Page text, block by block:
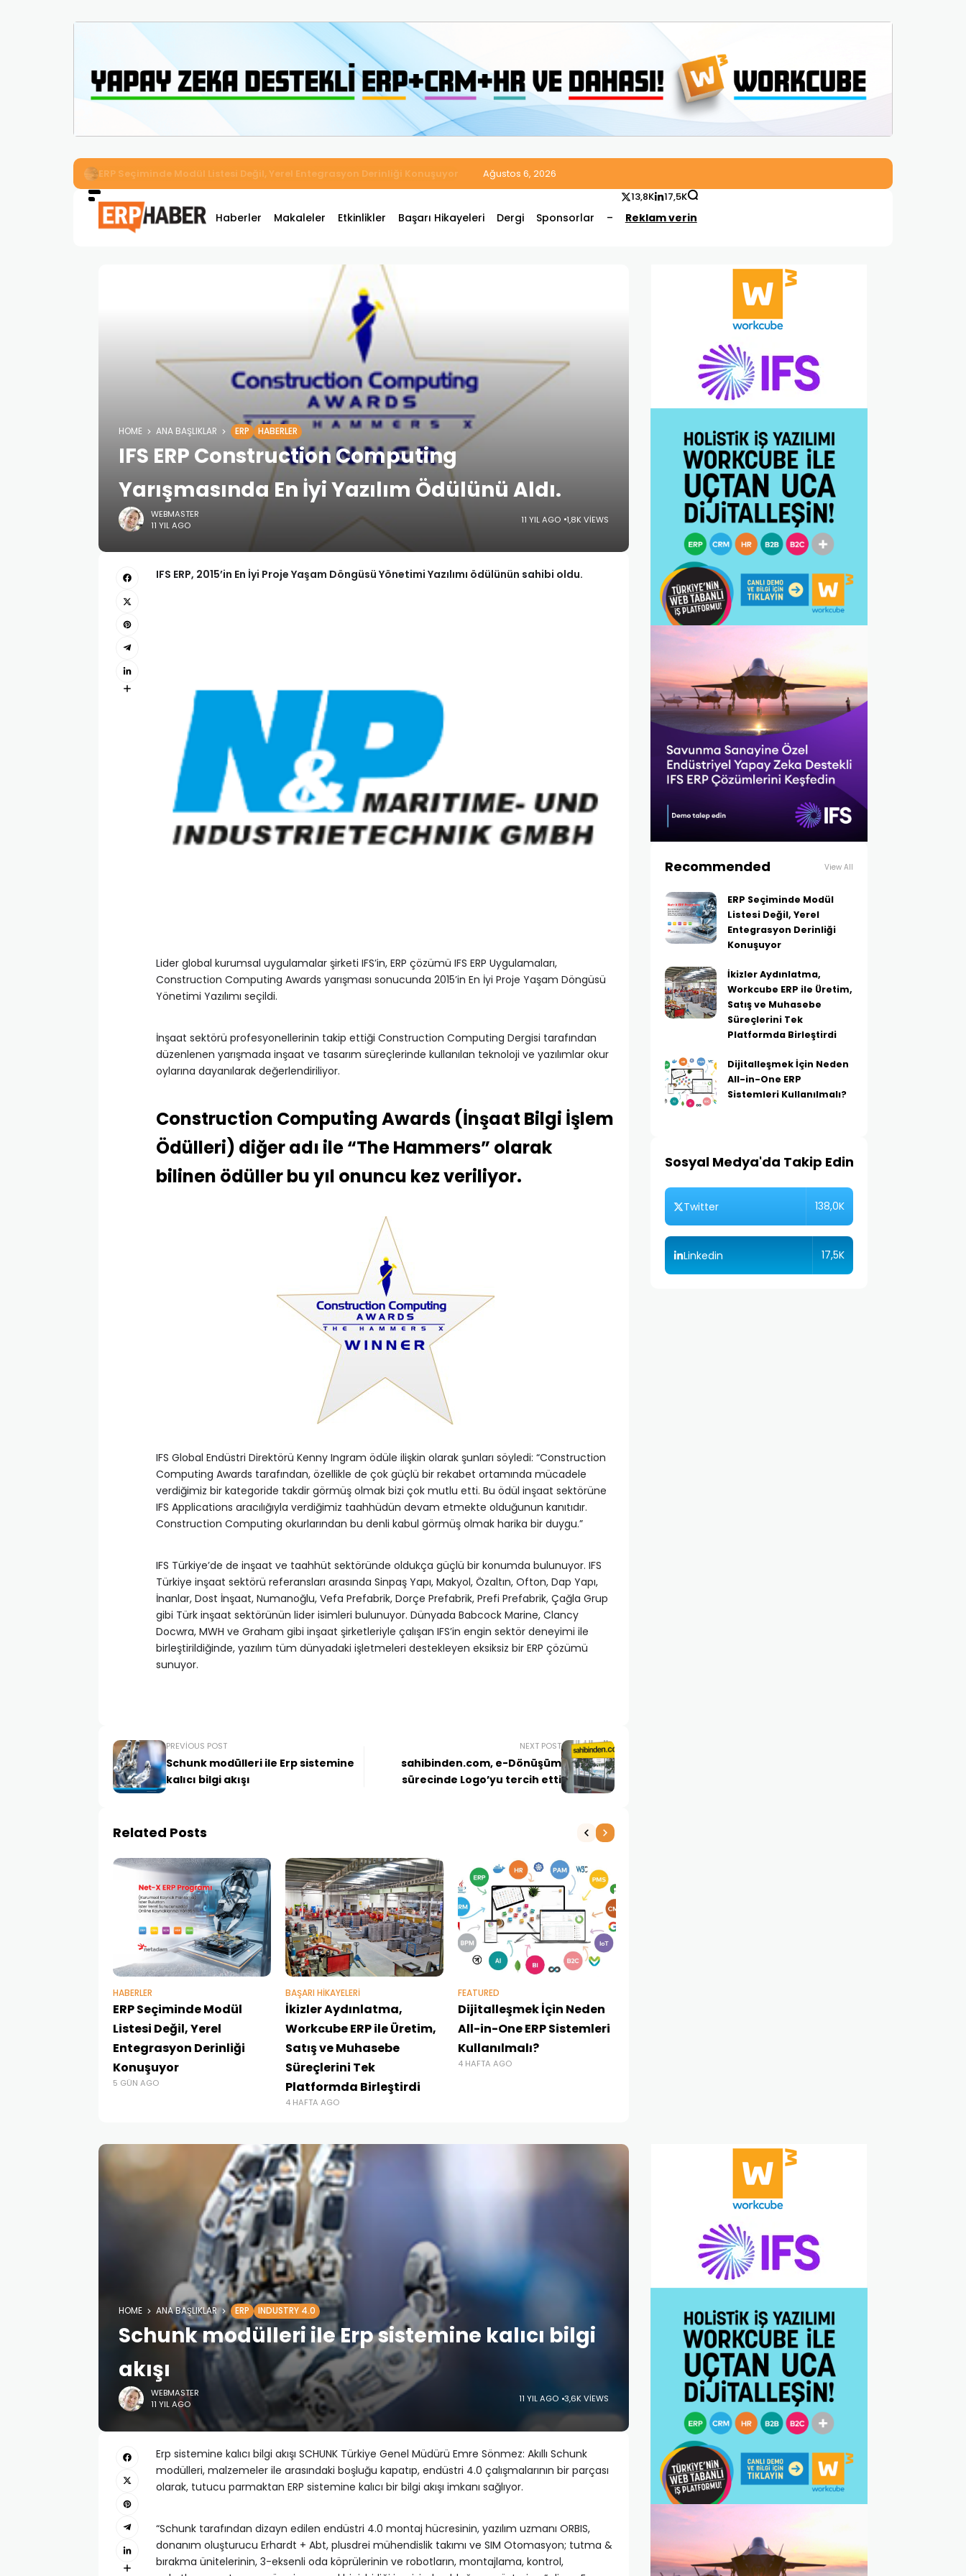
İkizler Aydınlatma, Workcube ERP ile Üretim, Satış ve Muhasebe Süreçlerini Tek Platformda Birleştirdi
Ağustos 6, 2026
Haberler Makaleler Etkinlikler Başarı Hikayeleri Dergi Sponsorlar – Reklam verin
13,8K 17,5K
HOME ANA BAŞLIKLAR ERP HABERLER
IFS ERP Construction Computing
Yarışmasında En İyi Yazılım Ödülünü Aldı.
WEBMASTER
11 YIL AGO
11 YIL AGO 1,8K VIEWS
IFS ERP, 2015’in En İyi Proje Yaşam Döngüsü Yönetimi Yazılımı ödülünün sahibi oldu.
Lider global kurumsal uygulamalar şirketi IFS’in, ERP çözümü IFS ERP Uygulamaları,
Construction Computing Awards yarışması sonucunda 2015’in En İyi Proje Yaşam Döngüsü
Yönetimi Yazılımı seçildi.
İnşaat sektörü profesyonellerinin takip ettiği Construction Computing Dergisi tarafından
düzenlenen yarışmada inşaat ve tasarım süreçlerinde kullanılan teknoloji ve yazılımlar okur
oylarına dayanılarak değerlendiriliyor.
Construction Computing Awards (İnşaat Bilgi İşlem
Ödülleri) diğer adı ile “The Hammers” olarak
bilinen ödüller bu yıl onuncu kez veriliyor.
IFS Global Endüstri Direktörü Kenny Ingram ödüle ilişkin olarak şunları söyledi: “Construction
Computing Awards tarafından, özellikle de çok güçlü bir rekabet ortamında mücadele
verdiğimiz bir kategoride takdir görmüş olmak bizi çok mutlu etti. Bu ödül inşaat sektörüne
IFS Applications aracılığıyla verdiğimiz taahhüdün devam etmekte olduğunun kanıtıdır.
Construction Computing okurlarından bu denli kabul görmüş olmak harika bir duygu.”
IFS Türkiye’de de inşaat ve taahhüt sektöründe oldukça güçlü bir konumda bulunuyor. IFS
Türkiye inşaat sektörü referansları arasında Sinpaş Yapı, Makyol, Özaltın, Ofton, Dap Yapı,
İnanlar, Dost İnşaat, Numanoğlu, Vefa Prefabrik, Dorçe Prefabrik, Prefi Prefabrik, Çağla Grup
gibi Türk inşaat sektörünün lider isimleri bulunuyor. Dünyada Babcock Marine, Clancy
Docwra, MWH ve Graham gibi inşaat şirketleriyle çalışan IFS’in engin sektör deneyimi ile
birleştirildiğinde, yazılım tüm dünyadaki işletmeleri destekleyen eksiksiz bir ERP çözümü
sunuyor.
PREVIOUS POST
Schunk modülleri ile Erp sistemine
kalıcı bilgi akışı
NEXT POST
sahibinden.com, e-Dönüşüm
sürecinde Logo’yu tercih etti
Related Posts
HABERLER
ERP Seçiminde Modül
Listesi Değil, Yerel
Entegrasyon Derinliği
Konuşuyor
5 GÜN AGO
BAŞARI HIKAYELERI
İkizler Aydınlatma,
Workcube ERP ile Üretim,
Satış ve Muhasebe
Süreçlerini Tek
Platformda Birleştirdi
4 HAFTA AGO
FEATURED
Dijitalleşmek İçin Neden
All-in-One ERP Sistemleri
Kullanılmalı?
4 HAFTA AGO
Recommended View All
ERP Seçiminde Modül
Listesi Değil, Yerel
Entegrasyon Derinliği
Konuşuyor
İkizler Aydınlatma,
Workcube ERP ile Üretim,
Satış ve Muhasebe
Süreçlerini Tek
Platformda Birleştirdi
Dijitalleşmek İçin Neden
All-in-One ERP
Sistemleri Kullanılmalı?
Sosyal Medya'da Takip Edin
Twitter 138,0K
Linkedin 17,5K
HOME ANA BAŞLIKLAR ERP INDUSTRY 4.0
Schunk modülleri ile Erp sistemine kalıcı bilgi
akışı
WEBMASTER
11 YIL AGO
11 YIL AGO 3,6K VIEWS
Erp sistemine kalıcı bilgi akışı SCHUNK Türkiye Genel Müdürü Emre Sönmez: Akıllı Schunk
modülleri, malzemeler ile arasındaki boşluğu kapatıp, endüstri 4.0 çalışmalarının bir parçası
olarak, tutucu parmaktan ERP sistemine kalıcı bir bilgi akışı imkanı sağlıyor.
“Schunk tarafından dizayn edilen endüstri 4.0 montaj hücresinin, yazılım uzmanı ORBIS,
donanım oluşturucu Erhardt + Abt, plusdrei mühendislik takımı ve SIM Otomasyon; tutma &
bırakma ünitelerinin, 3-eksenli oda köprülerinin ve robotların, montajlama, kontrol,